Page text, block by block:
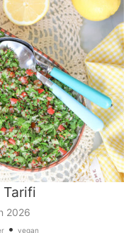
Tarifi
2026
• vegan